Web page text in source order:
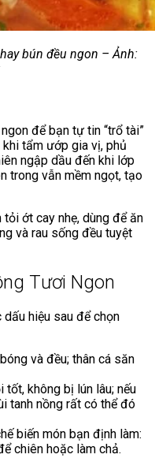
bún đều ngon – Ảnh:
để bạn tự tin “trổ tài”
tẩm ướp gia vị, phủ
ngập dầu đến khi lớp
trong vẫn mềm ngọt, tạo
ớt cay nhẹ, dùng để ăn
và rau sống đều tuyệt
Tươi Ngon
dấu hiệu sau để chọn
và đều; thân cá săn
tốt, không bị lún lâu; nếu
tanh nồng rất có thể đó
biến món bạn định làm:
chiên hoặc làm chả.